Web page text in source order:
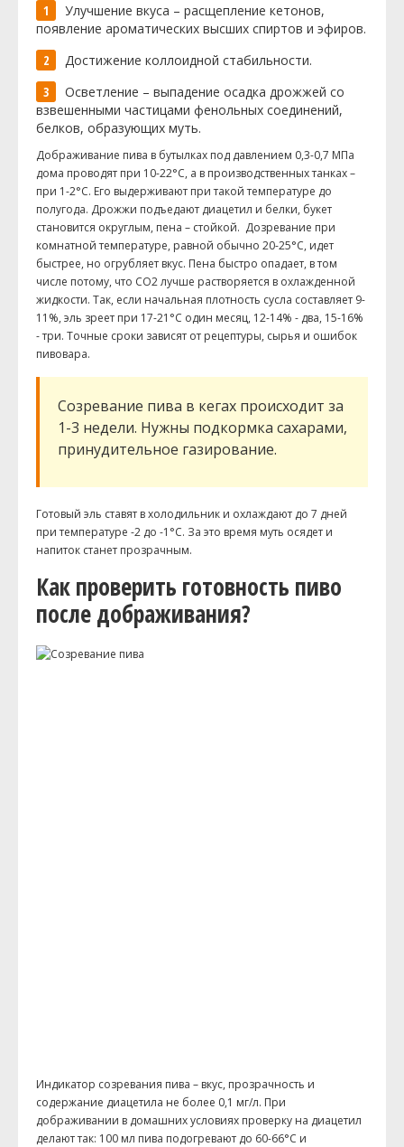
Улучшение вкуса – расщепление кетонов,
появление ароматических высших спиртов и эфиров.
Достижение коллоидной стабильности.
Осветление – выпадение осадка дрожжей со
взвешенными частицами фенольных соединений,
белков, образующих муть.
Дображивание пива в бутылках под давлением 0,3-0,7 МПа
дома проводят при 10-22°С, а в производственных танках –
при 1-2°С. Его выдерживают при такой температуре до
полугода. Дрожжи подъедают диацетил и белки, букет
становится округлым, пена – стойкой. Дозревание при
комнатной температуре, равной обычно 20-25°С, идет
быстрее, но огрубляет вкус. Пена быстро опадает, в том
числе потому, что СО2 лучше растворяется в охлажденной
жидкости. Так, если начальная плотность сусла составляет 9-
11%, эль зреет при 17-21°С один месяц, 12-14% - два, 15-16%
- три. Точные сроки зависят от рецептуры, сырья и ошибок
пивовара.
Созревание пива в кегах происходит за
1-3 недели. Нужны подкормка сахарами,
принудительное газирование.
Готовый эль ставят в холодильник и охлаждают до 7 дней
при температуре -2 до -1°С. За это время муть осядет и
напиток станет прозрачным.
Как проверить готовность пиво
после дображивания?
Индикатор созревания пива – вкус, прозрачность и
содержание диацетила не более 0,1 мг/л. При
дображивании в домашних условиях проверку на диацетил
делают так: 100 мл пива подогревают до 60-66°С и